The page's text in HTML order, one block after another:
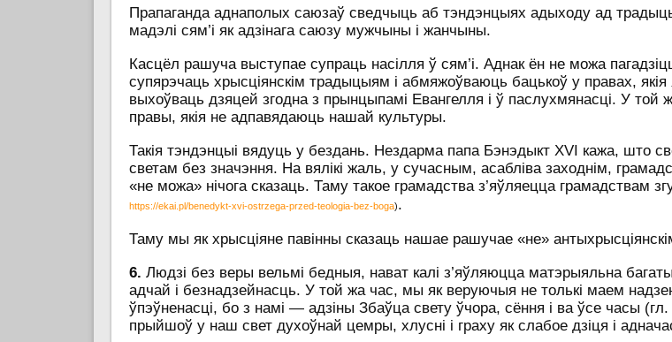
Прапаганда аднаполых саюзаў сведчыць аб тэндэнцыях адыходу ад
мадэлі сям’і як адзінага саюзу мужчыны і жанчыны.
Касцёл рашуча выступае супраць насілля ў сям’і. Аднак ён не можа
супярэчаць хрысціянскім традыцыям і абмяжоўваюць бацькоў у правах,
выхоўваць дзяцей згодна з прынцыпамі Евангелля і ў паслухмянасці. У
правы, якія не адпавядаюць нашай культуры.
Такія тэндэнцыі вядуць у бездань. Нездарма папа Бэнэдыкт XVI кажа, што
светам без значэння. На вялікі жаль, у сучасным, асабліва заходнім,
«не можа» нічога сказаць. Таму такое грамадства з’яўляецца грамадствам
https://ekai.pl/benedykt-xvi-ostrzega-przed-teologia-bez-boga).
Таму мы як хрысціяне павінны сказаць нашае рашучае «не»
6. Людзі без веры вельмі бедныя, нават калі з’яўляюцца матэрыяльна
адчай і безнадзейнасць. У той жа час, мы як веруючыя не толькі маем
ўпэўненасці, бо з намі — адзіны Збаўца свету ўчора, сёння і ва ўсе часы (гл.
прыйшоў у наш свет духоўнай цемры, хлусні і граху як слабое дзіця і